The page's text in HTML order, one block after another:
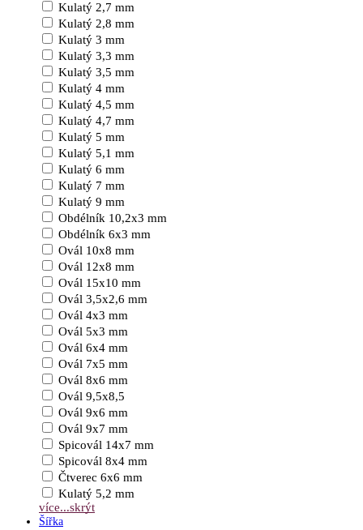
Kulatý 2,7 mm
Kulatý 2,8 mm
Kulatý 3 mm
Kulatý 3,3 mm
Kulatý 3,5 mm
Kulatý 4 mm
Kulatý 4,5 mm
Kulatý 4,7 mm
Kulatý 5 mm
Kulatý 5,1 mm
Kulatý 6 mm
Kulatý 7 mm
Kulatý 9 mm
Obdélník 10,2x3 mm
Obdélník 6x3 mm
Ovál 10x8 mm
Ovál 12x8 mm
Ovál 15x10 mm
Ovál 3,5x2,6 mm
Ovál 4x3 mm
Ovál 5x3 mm
Ovál 6x4 mm
Ovál 7x5 mm
Ovál 8x6 mm
Ovál 9,5x8,5
Ovál 9x6 mm
Ovál 9x7 mm
Spicovál 14x7 mm
Spicovál 8x4 mm
Čtverec 6x6 mm
Kulatý 5,2 mm
více...skrýt
Šířka